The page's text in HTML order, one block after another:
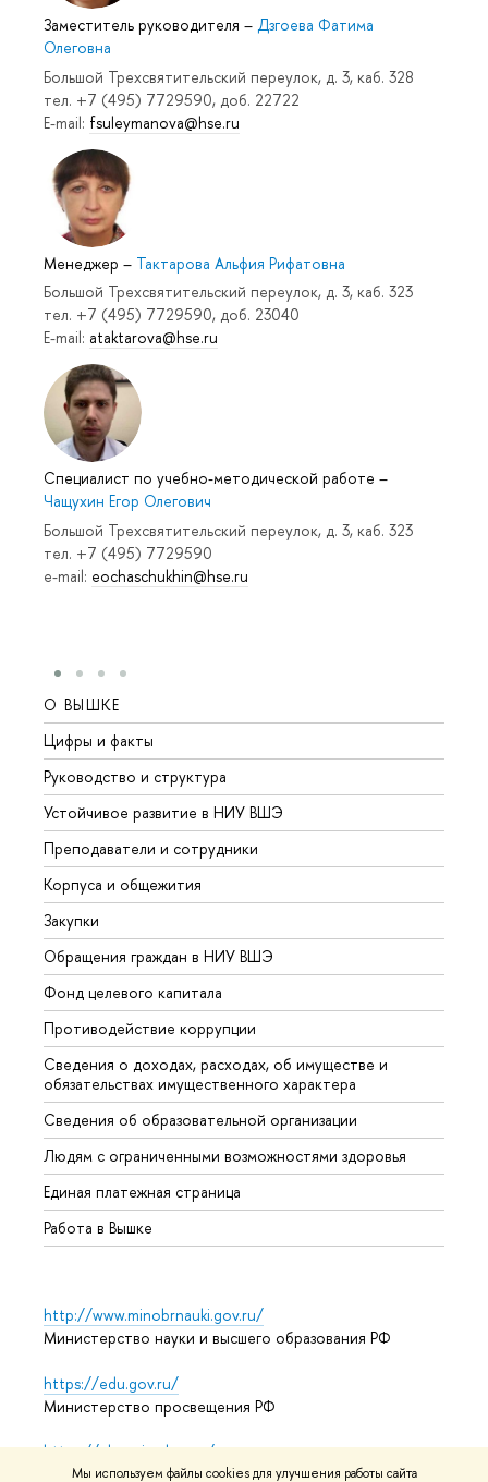
Мы используем файлы cookies для улучшения работы сайта
Заместитель руководителя – Дзгоева Фатима
Олеговна
Большой Трехсвятительский переулок, д. 3, каб. 328
тел. +7 (495) 7729590, доб. 22722
E-mail: fsuleymanova@hse.ru
Менеджер – Тактарова Альфия Рифатовна
Большой Трехсвятительский переулок, д. 3, каб. 323
тел. +7 (495) 7729590, доб. 23040
E-mail: ataktarova@hse.ru
Специалист по учебно-методической работе –
Чащухин Егор Олегович
Большой Трехсвятительский переулок, д. 3, каб. 323
тел. +7 (495) 7729590
e-mail: eochaschukhin@hse.ru
О ВЫШКЕ
Цифры и факты
Руководство и структура
Устойчивое развитие в НИУ ВШЭ
Преподаватели и сотрудники
Корпуса и общежития
Закупки
Обращения граждан в НИУ ВШЭ
Фонд целевого капитала
Противодействие коррупции
Сведения о доходах, расходах, об имуществе и
обязательствах имущественного характера
Сведения об образовательной организации
Людям с ограниченными возможностями здоровья
Единая платежная страница
Работа в Вышке
http://www.minobrnauki.gov.ru/
Министерство науки и высшего образования РФ
https://edu.gov.ru/
Министерство просвещения РФ
https://elearning.hse.ru/mooc
Массовые открытые онлайн-курсы